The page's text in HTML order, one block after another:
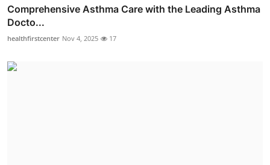
Comprehensive Asthma Care with the Leading Asthma
Docto...
healthfirstcenter Nov 4, 2025 17